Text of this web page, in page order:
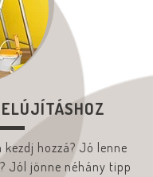
hozzá? Jó lenne
Jól jönne néhány tipp